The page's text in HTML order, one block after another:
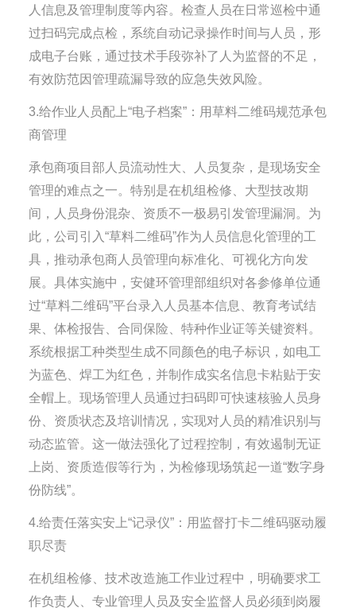
人信息及管理制度等内容。检查人员在日常巡检中通
过扫码完成点检，系统自动记录操作时间与人员，形
成电子台账，通过技术手段弥补了人为监督的不足，
有效防范因管理疏漏导致的应急失效风险。
3.给作业人员配上“电子档案”：用草料二维码规范承包
商管理
承包商项目部人员流动性大、人员复杂，是现场安全
管理的难点之一。特别是在机组检修、大型技改期
间，人员身份混杂、资质不一极易引发管理漏洞。为
此，公司引入“草料二维码”作为人员信息化管理的工
具，推动承包商人员管理向标准化、可视化方向发
展。具体实施中，安健环管理部组织对各参修单位通
过“草料二维码”平台录入人员基本信息、教育考试结
果、体检报告、合同保险、特种作业证等关键资料。
系统根据工种类型生成不同颜色的电子标识，如电工
为蓝色、焊工为红色，并制作成实名信息卡粘贴于安
全帽上。现场管理人员通过扫码即可快速核验人员身
份、资质状态及培训情况，实现对人员的精准识别与
动态监管。这一做法强化了过程控制，有效遏制无证
上岗、资质造假等行为，为检修现场筑起一道“数字身
份防线”。
4.给责任落实安上“记录仪”：用监督打卡二维码驱动履
职尽责
在机组检修、技术改造施工作业过程中，明确要求工
作负责人、专业管理人员及安全监督人员必须到岗履